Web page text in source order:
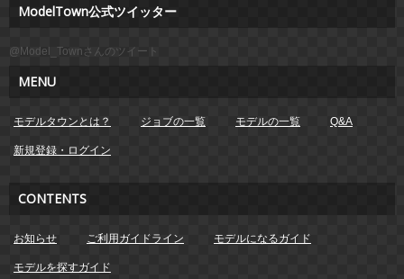
ModelTown公式ツイッター
@Model_Townさんのツイート
MENU
モデルタウンとは？ ジョブの一覧 モデルの一覧 Q&A
新規登録・ログイン
CONTENTS
お知らせ ご利用ガイドライン モデルになるガイド
モデルを探すガイド